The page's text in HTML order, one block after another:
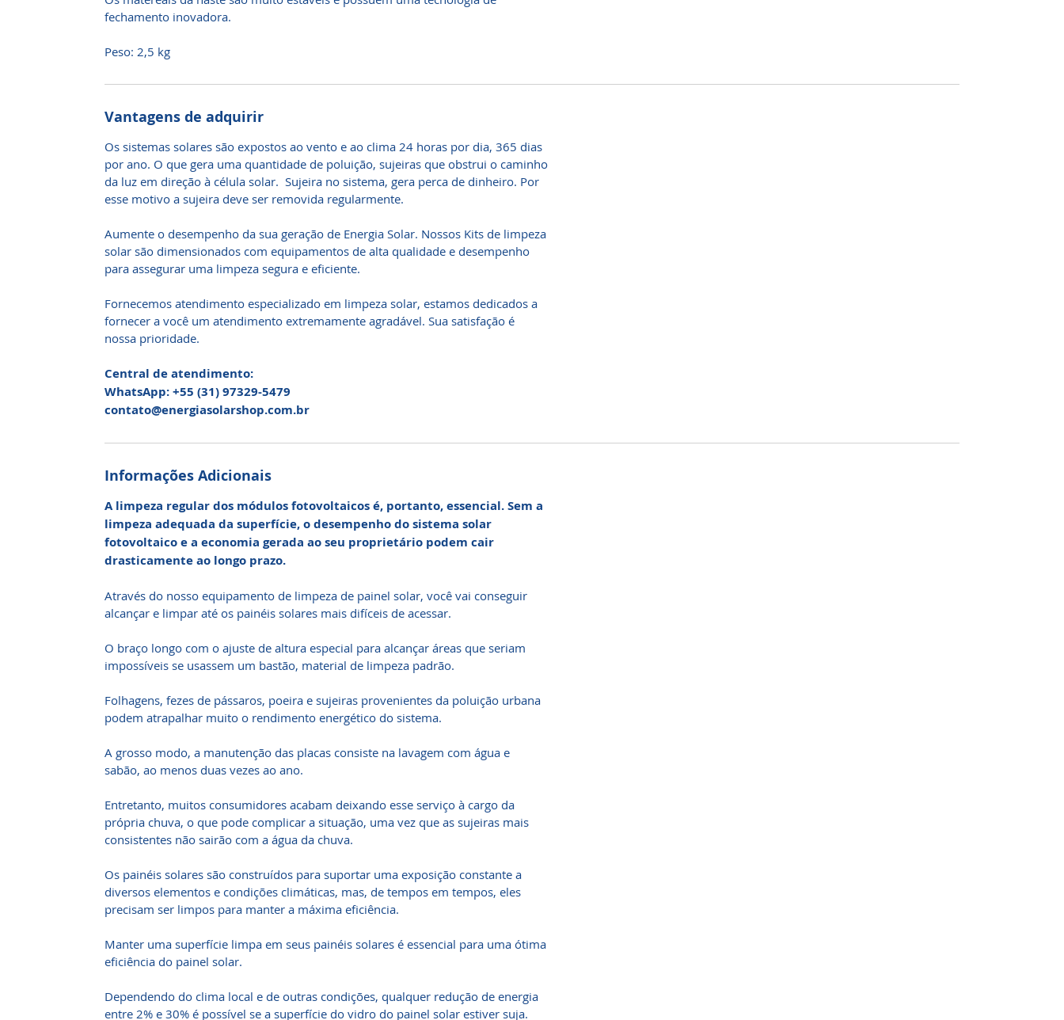
fechamento inovadora.
Peso: 2,5 kg
Vantagens de adquirir
Os sistemas solares são expostos ao vento e ao clima 24 horas por dia, 365 dias
por ano. O que gera uma quantidade de poluição, sujeiras que obstrui o caminho
da luz em direção à célula solar. Sujeira no sistema, gera perca de dinheiro. Por
esse motivo a sujeira deve ser removida regularmente.
Aumente o desempenho da sua geração de Energia Solar. Nossos Kits de limpeza
solar são dimensionados com equipamentos de alta qualidade e desempenho
para assegurar uma limpeza segura e eficiente.
Fornecemos atendimento especializado em limpeza solar, estamos dedicados a
fornecer a você um atendimento extremamente agradável. Sua satisfação é
nossa prioridade.
Central de atendimento:
WhatsApp: +55 (31) 97329-5479
contato@energiasolarshop.com.br
Informações Adicionais
A limpeza regular dos módulos fotovoltaicos é, portanto, essencial. Sem a
limpeza adequada da superfície, o desempenho do sistema solar
fotovoltaico e a economia gerada ao seu proprietário podem cair
drasticamente ao longo prazo.
Através do nosso equipamento de limpeza de painel solar, você vai conseguir
alcançar e limpar até os painéis solares mais difíceis de acessar.
O braço longo com o ajuste de altura especial para alcançar áreas que seriam
impossíveis se usassem um bastão, material de limpeza padrão.
Folhagens, fezes de pássaros, poeira e sujeiras provenientes da poluição urbana
podem atrapalhar muito o rendimento energético do sistema.
A grosso modo, a manutenção das placas consiste na lavagem com água e
sabão, ao menos duas vezes ao ano.
Entretanto, muitos consumidores acabam deixando esse serviço à cargo da
própria chuva, o que pode complicar a situação, uma vez que as sujeiras mais
consistentes não sairão com a água da chuva.
Os painéis solares são construídos para suportar uma exposição constante a
diversos elementos e condições climáticas, mas, de tempos em tempos, eles
precisam ser limpos para manter a máxima eficiência.
Manter uma superfície limpa em seus painéis solares é essencial para uma ótima
eficiência do painel solar.
Dependendo do clima local e de outras condições, qualquer redução de energia
entre 2% e 30% é possível se a superfície do vidro do painel solar estiver suja.